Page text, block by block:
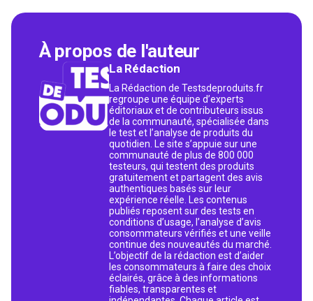
À propos de l'auteur
La Rédaction
La Rédaction de Testsdeproduits.fr
regroupe une équipe d’experts
éditoriaux et de contributeurs issus
de la communauté, spécialisée dans
le test et l’analyse de produits du
quotidien. Le site s’appuie sur une
communauté de plus de 800 000
testeurs, qui testent des produits
gratuitement et partagent des avis
authentiques basés sur leur
expérience réelle. Les contenus
publiés reposent sur des tests en
conditions d’usage, l’analyse d’avis
consommateurs vérifiés et une veille
continue des nouveautés du marché.
L’objectif de la rédaction est d’aider
les consommateurs à faire des choix
éclairés, grâce à des informations
fiables, transparentes et